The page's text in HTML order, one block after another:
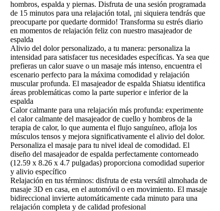
hombros, espalda y piernas. Disfruta de una sesión programada
de 15 minutos para una relajación total, ¡ni siquiera tendrás que
preocuparte por quedarte dormido! Transforma su estrés diario
en momentos de relajación feliz con nuestro masajeador de
espalda
Alivio del dolor personalizado, a tu manera: personaliza la
intensidad para satisfacer tus necesidades específicas. Ya sea que
prefieras un calor suave o un masaje más intenso, encuentra el
escenario perfecto para la máxima comodidad y relajación
muscular profunda. El masajeador de espalda Shiatsu identifica
áreas problemáticas como la parte superior e inferior de la
espalda
Calor calmante para una relajación más profunda: experimente
el calor calmante del masajeador de cuello y hombros de la
terapia de calor, lo que aumenta el flujo sanguíneo, afloja los
músculos tensos y mejora significativamente el alivio del dolor.
Personaliza el masaje para tu nivel ideal de comodidad. El
diseño del masajeador de espalda perfectamente contorneado
(12.59 x 8.26 x 4.7 pulgadas) proporciona comodidad superior
y alivio específico
Relajación en tus términos: disfruta de esta versátil almohada de
masaje 3D en casa, en el automóvil o en movimiento. El masaje
bidireccional invierte automáticamente cada minuto para una
relajación completa y de calidad profesional